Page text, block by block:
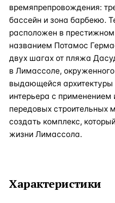
времяпрепровождения:
бассейн и зона барбекю.
расположен в
названием Потамос
двух шагах от пляжа
в Лимассоле,
выдающейся архитектуры
интерьера с применением
передовых строительных
создать комплекс,
жизни Лимассола.
Характеристики